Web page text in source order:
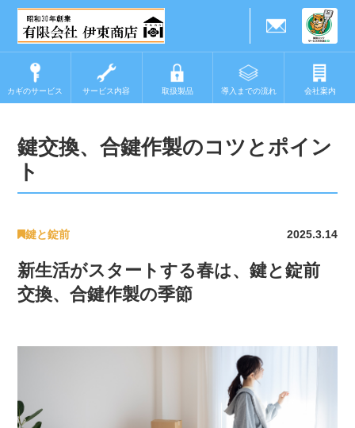
カギのサービス サービス内容 取扱製品 導入までの流れ 会社案内
鍵交換、合鍵作製のコツとポイン
ト
鍵と錠前 2025.3.14
新生活がスタートする春は、鍵と錠前
交換、合鍵作製の季節